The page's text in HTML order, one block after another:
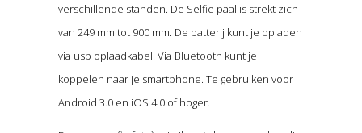
verschillende standen. De Selfie paal is strekt zich
van 249 mm tot 900 mm. De batterij kunt je opladen
via usb oplaadkabel. Via Bluetooth kunt je
koppelen naar je smartphone. Te gebruiken voor
Android 3.0 en iOS 4.0 of hoger.